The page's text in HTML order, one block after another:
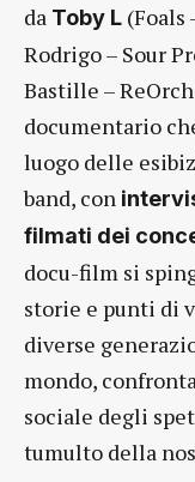
da Toby L (Foals
Rodrigo – Sour
Bastille –
documentario
luogo delle
band, con
filmati dei
docu-film si
storie e punti di
diverse
mondo,
sociale degli
tumulto della